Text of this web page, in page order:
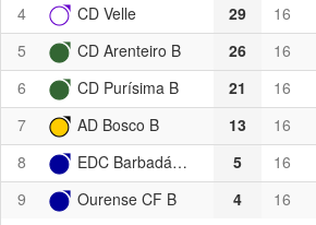
4
CD Velle 29 16
5
CD Arenteiro B 26 16
6
CD Purísima B 21 16
7
AD Bosco B 13 16
8
EDC Barbadás C 5 16
9
Ourense CF B 4 16